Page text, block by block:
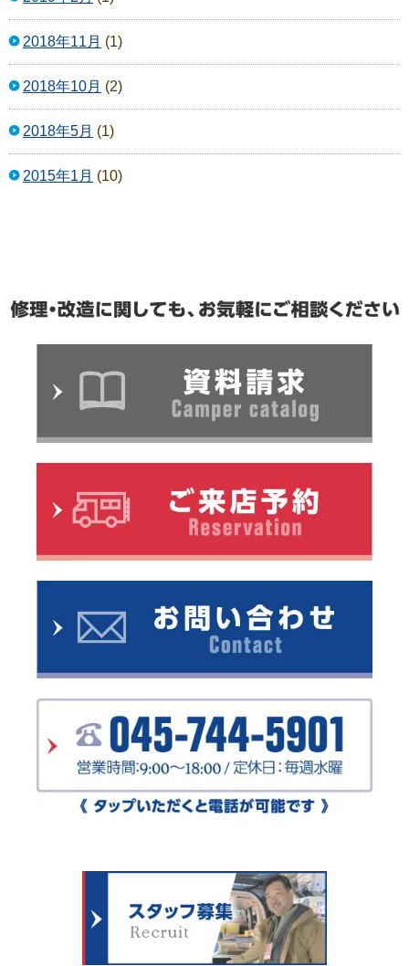
2018年11月 (1)
2018年10月 (2)
2018年5月 (1)
2015年1月 (10)